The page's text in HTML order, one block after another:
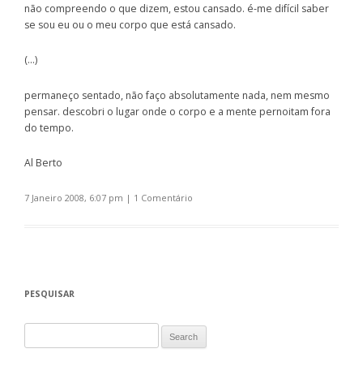
não compreendo o que dizem, estou cansado. é-me difícil saber
se sou eu ou o meu corpo que está cansado.
(…)
permaneço sentado, não faço absolutamente nada, nem mesmo
pensar. descobri o lugar onde o corpo e a mente pernoitam fora
do tempo.
Al Berto
7 Janeiro 2008, 6:07 pm | 1 Comentário
PESQUISAR